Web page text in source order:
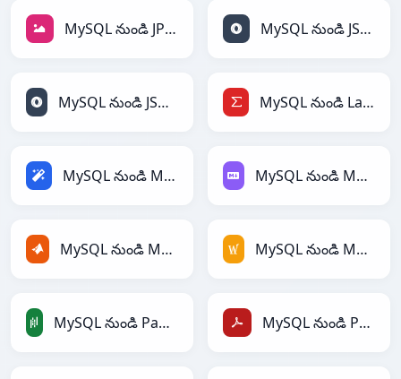
MySQL నుండి JPEG MySQL నుండి JSON
MySQL నుండి JSONLines MySQL నుండి LaTeX
MySQL నుండి Magic MySQL నుండి Markdown
MySQL నుండి MATLAB MySQL నుండి MediaWiki
MySQL నుండి PandasDataFrame MySQL నుండి PDF